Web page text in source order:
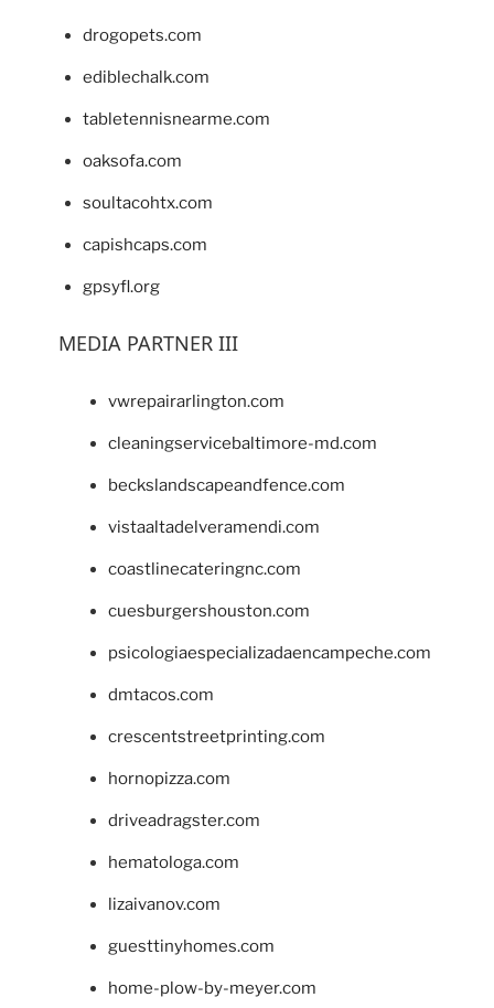
drogopets.com
ediblechalk.com
tabletennisnearme.com
oaksofa.com
soultacohtx.com
capishcaps.com
gpsyfl.org
MEDIA PARTNER III
vwrepairarlington.com
cleaningservicebaltimore-md.com
beckslandscapeandfence.com
vistaaltadelveramendi.com
coastlinecateringnc.com
cuesburgershouston.com
psicologiaespecializadaencampeche.com
dmtacos.com
crescentstreetprinting.com
hornopizza.com
driveadragster.com
hematologa.com
lizaivanov.com
guesttinyhomes.com
home-plow-by-meyer.com